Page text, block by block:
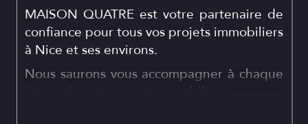
MAISON QUATRE est votre partenaire de
confiance pour tous vos projets immobiliers
à Nice et ses environs.
Nous saurons vous accompagner à chaque
étape de votre projet immobilier :